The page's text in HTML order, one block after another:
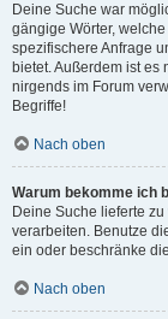
Deine Suche war
gängige Wörter,
spezifischere Anfrage
bietet. Außerdem ist
nirgends im Forum
Begriffe!
Nach oben
Warum bekomme ich
Deine Suche lieferte
verarbeiten. Benutze
ein oder beschränke
Nach oben